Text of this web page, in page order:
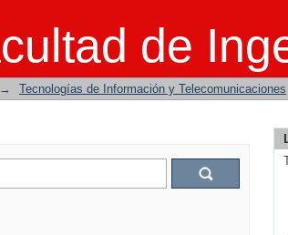
de
→ Tecnologías de Información y Telecomunicaciones